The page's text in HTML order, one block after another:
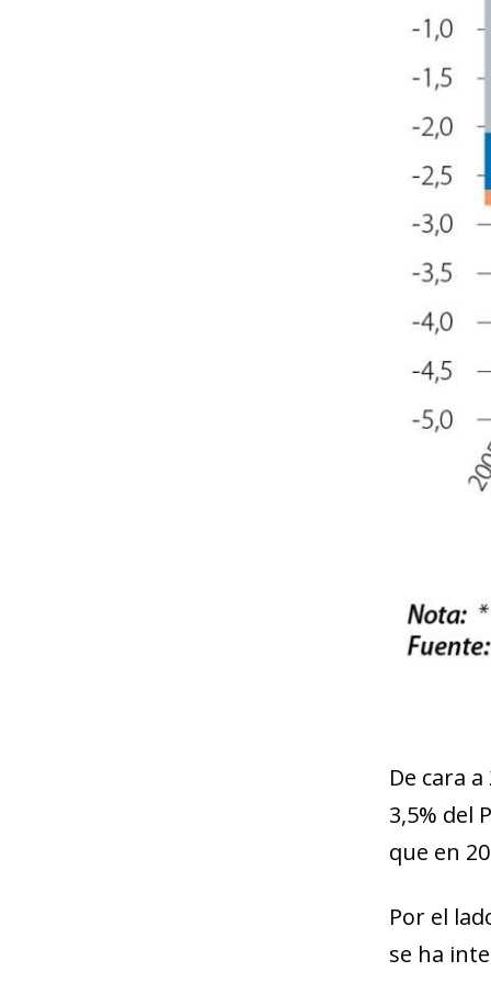
De cara
3,5% del
que en
Por el
se ha